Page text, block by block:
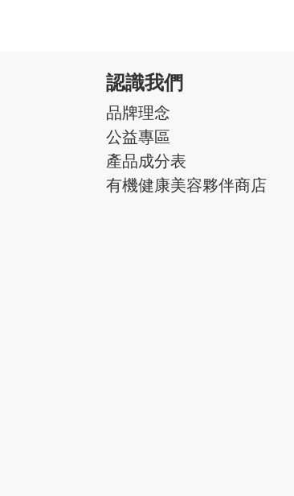
認識我們
品牌理念
公益專區
產品成分表
有機健康美容夥伴商店